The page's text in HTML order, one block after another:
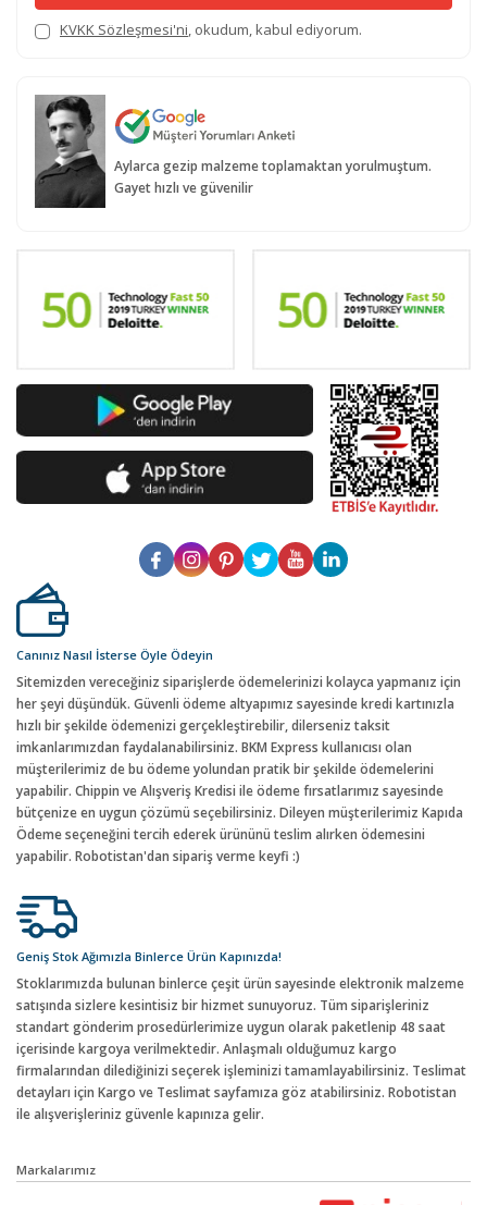
KVKK Sözleşmesi'ni, okudum, kabul ediyorum.
Aylarca gezip malzeme toplamaktan yorulmuştum.
Gayet hızlı ve güvenilir
Canınız Nasıl İsterse Öyle Ödeyin
Sitemizden vereceğiniz siparişlerde ödemelerinizi kolayca yapmanız için
her şeyi düşündük. Güvenli ödeme altyapımız sayesinde kredi kartınızla
hızlı bir şekilde ödemenizi gerçekleştirebilir, dilerseniz taksit
imkanlarımızdan faydalanabilirsiniz. BKM Express kullanıcısı olan
müşterilerimiz de bu ödeme yolundan pratik bir şekilde ödemelerini
yapabilir. Chippin ve Alışveriş Kredisi ile ödeme fırsatlarımız sayesinde
bütçenize en uygun çözümü seçebilirsiniz. Dileyen müşterilerimiz Kapıda
Ödeme seçeneğini tercih ederek ürününü teslim alırken ödemesini
yapabilir. Robotistan'dan sipariş verme keyfi :)
Geniş Stok Ağımızla Binlerce Ürün Kapınızda!
Stoklarımızda bulunan binlerce çeşit ürün sayesinde elektronik malzeme
satışında sizlere kesintisiz bir hizmet sunuyoruz. Tüm siparişleriniz
standart gönderim prosedürlerimize uygun olarak paketlenip 48 saat
içerisinde kargoya verilmektedir. Anlaşmalı olduğumuz kargo
firmalarından dilediğinizi seçerek işleminizi tamamlayabilirsiniz. Teslimat
detayları için Kargo ve Teslimat sayfamıza göz atabilirsiniz. Robotistan
ile alışverişleriniz güvenle kapınıza gelir.
Markalarımız